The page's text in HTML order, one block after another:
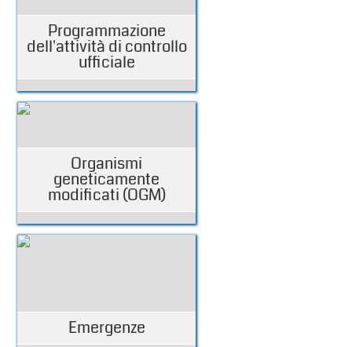
Programmazione
dell'attività di controllo
ufficiale
Organismi
geneticamente
modificati (OGM)
Emergenze